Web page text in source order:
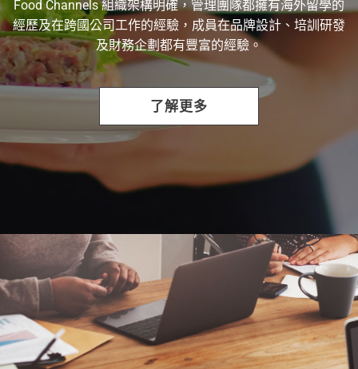
Food Channels 組織架構明確，管理團隊都擁有海外留學的
經歷及在跨國公司工作的經驗，成員在品牌設計、培訓研發
及財務企劃都有豐富的經驗。
了解更多